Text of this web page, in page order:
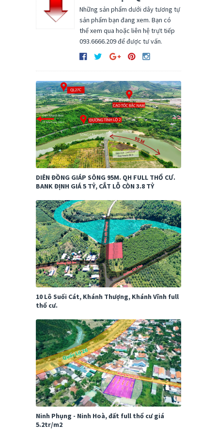
Những sản phẩm dưới dây tương tự
sản phẩm bạn đang xem. Bạn có
thể xem qua hoặc liên hệ trựt tiếp
093.6666.209 để được tư vấn.
DIÊN ĐỒNG GIÁP SÔNG 95M. QH FULL THỔ CƯ.
BANK ĐỊNH GIÁ 5 TỶ, CẮT LỖ CÒN 3.8 TỶ
10 Lô Suối Cát, Khánh Thượng, Khánh Vĩnh full
thổ cư.
Ninh Phụng - Ninh Hoà, đất full thổ cư giá
5.2tr/m2